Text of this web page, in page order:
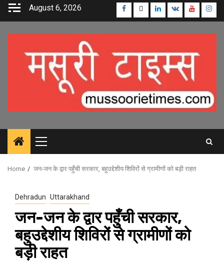
Skip
August 6, 2026 Facebook
TwitterLinkedin
VK Youtube
Primary
Menu
Home जन-जन के द्वार पहुँची सरकार, बहुउद्देशीय शिविरों से ग्रामीणों को बड़ी राहत
Dehradun Uttarakhand
जन-जन के द्वार पहुँची सरकार,
बहुउद्देशीय शिविरों से ग्रामीणों को
बड़ी राहत